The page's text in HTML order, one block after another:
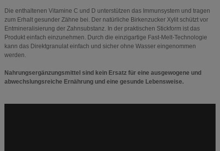
Die enthaltenen Vitamine C und D unterstützen das Immunsystem und tragen
zum Erhalt gesunder Zähne bei. Der natürliche Birkenzucker Xylit schützt vor
Entmineralisierung der Zahnsubstanz. In der praktischen Stickform ist das
Produkt einfach einzunehmen. Durch die einzigartige Fast-Melt-Technologie
kann das Direktgranulat einfach und sicher ohne Wasser eingenommen
werden.
Nahrungsergänzungsmittel sind kein Ersatz für eine ausgewogene und
abwechslungsreiche Ernährung und eine gesunde Lebensweise.